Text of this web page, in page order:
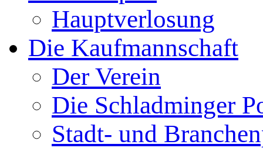
Hauptverlosung
Die Kaufmannschaft
Der Verein
Die Schladminger
Stadt- und